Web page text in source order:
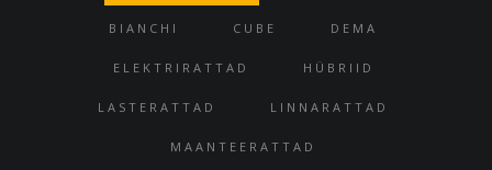
BIANCHI CUBE DEMA
ELEKTRIRATTAD HÜBRIID
LASTERATTAD LINNARATTAD
MAANTEERATTAD